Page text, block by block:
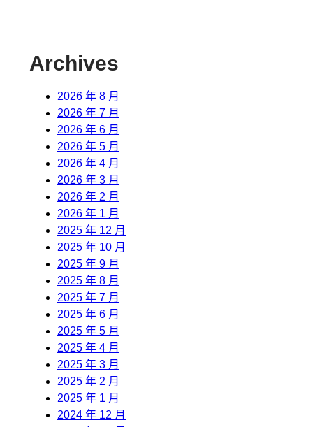
Archives
2026 年 8 月
2026 年 7 月
2026 年 6 月
2026 年 5 月
2026 年 4 月
2026 年 3 月
2026 年 2 月
2026 年 1 月
2025 年 12 月
2025 年 10 月
2025 年 9 月
2025 年 8 月
2025 年 7 月
2025 年 6 月
2025 年 5 月
2025 年 4 月
2025 年 3 月
2025 年 2 月
2025 年 1 月
2024 年 12 月